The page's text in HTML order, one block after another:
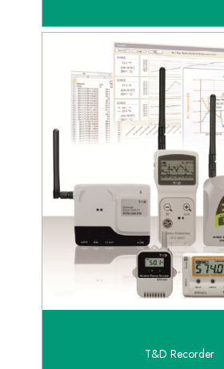
T&D Recorder